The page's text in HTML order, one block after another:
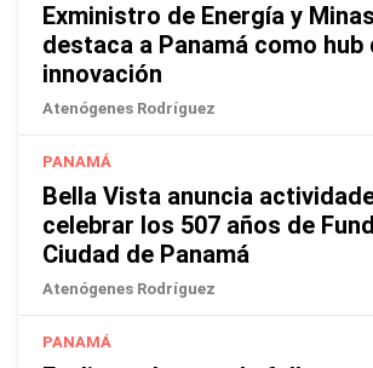
Exministro de Energía y
destaca a Panamá como hub
innovación
Atenógenes Rodríguez
PANAMÁ
Bella Vista anuncia
celebrar los 507 años de
Ciudad de Panamá
Atenógenes Rodríguez
PANAMÁ